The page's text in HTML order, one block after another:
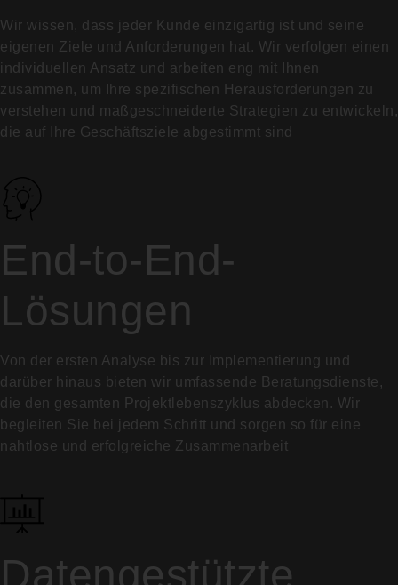
Wir wissen, dass jeder Kunde einzigartig ist und seine
eigenen Ziele und Anforderungen hat. Wir verfolgen einen
individuellen Ansatz und arbeiten eng mit Ihnen
zusammen, um Ihre spezifischen Herausforderungen zu
verstehen und maßgeschneiderte Strategien zu entwickeln,
die auf Ihre Geschäftsziele abgestimmt sind
End-to-End-
Lösungen
Von der ersten Analyse bis zur Implementierung und
darüber hinaus bieten wir umfassende Beratungsdienste,
die den gesamten Projektlebenszyklus abdecken. Wir
begleiten Sie bei jedem Schritt und sorgen so für eine
nahtlose und erfolgreiche Zusammenarbeit
Datengestützte